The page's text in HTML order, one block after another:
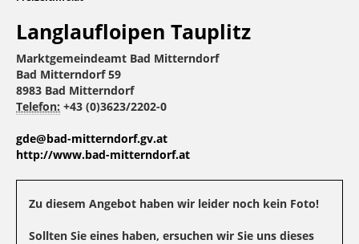
Langlaufloipen Tauplitz
Marktgemeindeamt Bad Mitterndorf
Bad Mitterndorf 59
8983 Bad Mitterndorf
Telefon: +43 (0)3623/2202-0
gde@bad-mitterndorf.gv.at
http://www.bad-mitterndorf.at
Zu diesem Angebot haben wir leider noch kein Foto!
Sollten Sie eines haben, ersuchen wir Sie uns dieses